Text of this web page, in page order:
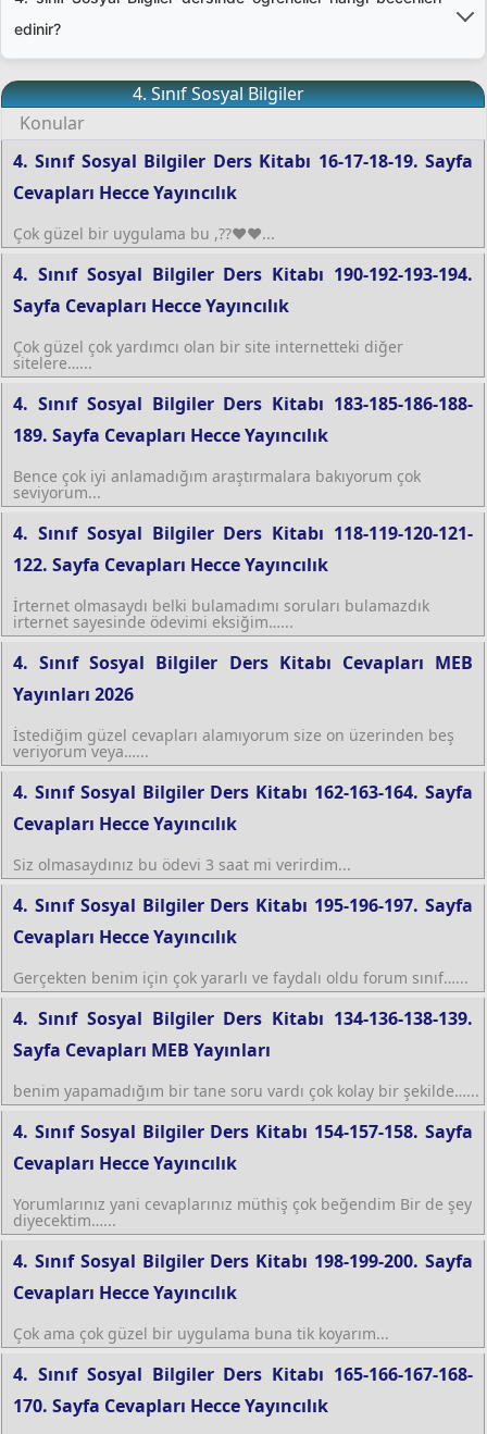
sorularıyla eleştirel bakış gelişir.
sanatları, "Doğal Kaynaklar"ta su ve ormanların önemi
işlenir. Kültürel çeşitlilik vurgulanır.
korunmasıyla başlar. Öğrenciler, kirliliğin (hava, su, toprak)
etkilerini tartışır. Geri dönüşüm projeleri (kağıt, plastik),
ağaç dikme etkinlikleri ve enerji tasarrufu kampanyaları
yapar. Doğayı gözlemleyerek (park gezileri, bahçe
çalışmaları) ekosistem dengesini anlar. "Küçük adımlar
büyük fark yaratır" vurgusuyla sorumluluk bilinci gelişir.
edinir?
grafik yorumlama, kronoloji oluşturma, kültürel farklılıklara
saygı duyma, toplumsal kurallara uyma, çevresel karar
alma, basit araştırma yapma (gözlem, kaynak kullanma) ve
tartışma becerilerini edinir. Ayrıca, milli kimlik bilinci, iş
birliği ve sosyal sorumluluk duygusu gelişir.
4. Sınıf Sosyal Bilgiler
Konular
4. Sınıf Sosyal Bilgiler Ders Kitabı 16-17-18-19. Sayfa
Cevapları Hecce Yayıncılık
Çok güzel bir uygulama bu ,??❤️❤️...
4. Sınıf Sosyal Bilgiler Ders Kitabı 190-192-193-194.
Sayfa Cevapları Hecce Yayıncılık
Çok güzel çok yardımcı olan bir site internetteki diğer
sitelere…...
4. Sınıf Sosyal Bilgiler Ders Kitabı 183-185-186-188-
189. Sayfa Cevapları Hecce Yayıncılık
Bence çok iyi anlamadığım araştırmalara bakıyorum çok
seviyorum...
4. Sınıf Sosyal Bilgiler Ders Kitabı 118-119-120-121-
122. Sayfa Cevapları Hecce Yayıncılık
İrternet olmasaydı belki bulamadımı soruları bulamazdık
irternet sayesinde ödevimi eksiğim…...
4. Sınıf Sosyal Bilgiler Ders Kitabı Cevapları MEB
Yayınları 2026
İstediğim güzel cevapları alamıyorum size on üzerinden beş
veriyorum veya…...
4. Sınıf Sosyal Bilgiler Ders Kitabı 162-163-164. Sayfa
Cevapları Hecce Yayıncılık
Siz olmasaydınız bu ödevi 3 saat mi verirdim...
4. Sınıf Sosyal Bilgiler Ders Kitabı 195-196-197. Sayfa
Cevapları Hecce Yayıncılık
Gerçekten benim için çok yararlı ve faydalı oldu forum sınıf…...
4. Sınıf Sosyal Bilgiler Ders Kitabı 134-136-138-139.
Sayfa Cevapları MEB Yayınları
benim yapamadığım bir tane soru vardı çok kolay bir şekilde…...
4. Sınıf Sosyal Bilgiler Ders Kitabı 154-157-158. Sayfa
Cevapları Hecce Yayıncılık
Yorumlarınız yani cevaplarınız müthiş çok beğendim Bir de şey
diyecektim…...
4. Sınıf Sosyal Bilgiler Ders Kitabı 198-199-200. Sayfa
Cevapları Hecce Yayıncılık
Çok ama çok güzel bir uygulama buna tik koyarım...
4. Sınıf Sosyal Bilgiler Ders Kitabı 165-166-167-168-
170. Sayfa Cevapları Hecce Yayıncılık